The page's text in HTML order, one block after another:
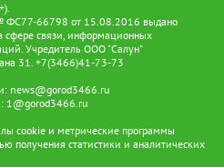
ФС77-66798 от 15.08.2016 выдано
сфере связи, информационных
Учредитель ООО "Салун"
31. +7(3466)41-73-73
news@gorod3466.ru
1@gorod3466.ru
cookie и метрические программы
получения статистики и аналитических